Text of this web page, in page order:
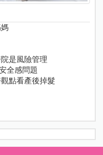
是風險管理
全感問題
點看產後掉髮